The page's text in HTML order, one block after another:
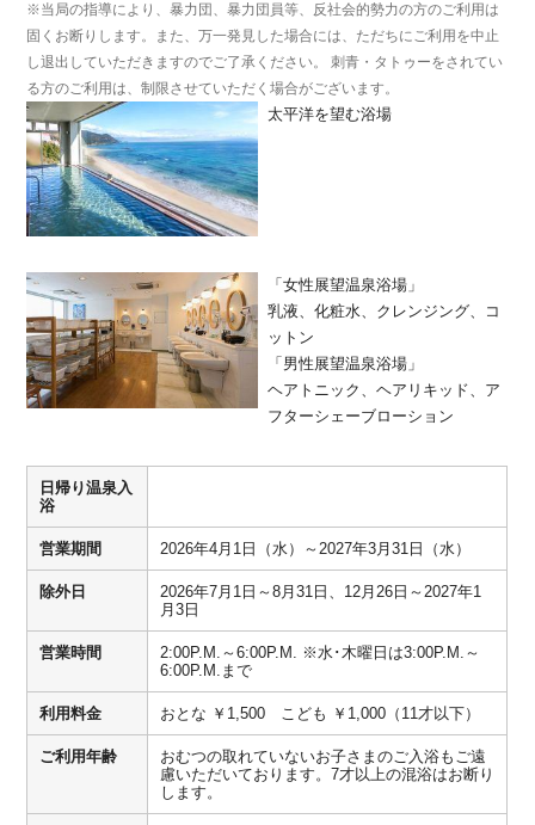
※当局の指導により、暴力団、暴力団員等、反社会的勢力の方のご利用は
固くお断りします。また、万一発見した場合には、ただちにご利用を中止
し退出していただきますのでご了承ください。 刺青・タトゥーをされてい
る方のご利用は、制限させていただく場合がございます。
太平洋を望む浴場
「女性展望温泉浴場」
乳液、化粧水、クレンジング、コ
ットン
「男性展望温泉浴場」
ヘアトニック、ヘアリキッド、ア
フターシェーブローション
日帰り温泉入
浴
営業期間 2026年4月1日（水）～2027年3月31日（水）
除外日
2026年7月1日～8月31日、12月26日～2027年1
月3日
営業時間
2:00P.M.～6:00P.M. ※水･木曜日は3:00P.M.～
6:00P.M.まで
利用料金 おとな ￥1,500 こども ￥1,000（11才以下）
ご利用年齢
おむつの取れていないお子さまのご入浴もご遠
慮いただいております。7才以上の混浴はお断り
します。